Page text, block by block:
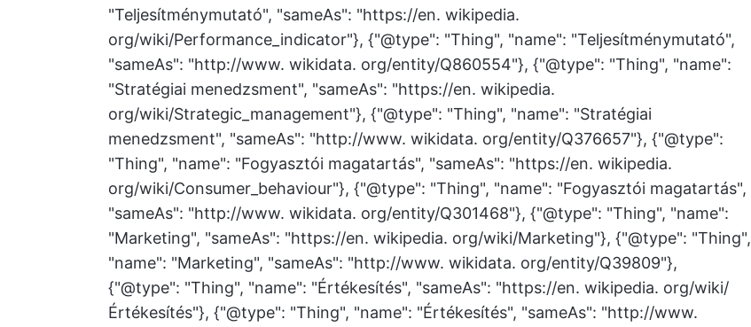
"Teljesítménymutató", "sameAs": "https://en. wikipedia.
org/wiki/Performance_indicator"}, {"@type": "Thing", "name": "Teljesítménymutató",
"sameAs": "http://www. wikidata. org/entity/Q860554"}, {"@type": "Thing", "name":
"Stratégiai menedzsment", "sameAs": "https://en. wikipedia.
org/wiki/Strategic_management"}, {"@type": "Thing", "name": "Stratégiai
menedzsment", "sameAs": "http://www. wikidata. org/entity/Q376657"}, {"@type":
"Thing", "name": "Fogyasztói magatartás", "sameAs": "https://en. wikipedia.
org/wiki/Consumer_behaviour"}, {"@type": "Thing", "name": "Fogyasztói magatartás",
"sameAs": "http://www. wikidata. org/entity/Q301468"}, {"@type": "Thing", "name":
"Marketing", "sameAs": "https://en. wikipedia. org/wiki/Marketing"}, {"@type": "Thing",
"name": "Marketing", "sameAs": "http://www. wikidata. org/entity/Q39809"},
{"@type": "Thing", "name": "Értékesítés", "sameAs": "https://en. wikipedia. org/wiki/
Értékesítés"}, {"@type": "Thing", "name": "Értékesítés", "sameAs": "http://www.